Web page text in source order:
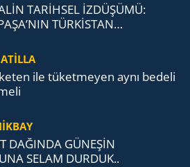
TARİHSEL İZDÜŞÜMÜ:
TÜRKİSTAN
UZANAN MİRASI
ile tü­ket­me­yen aynı be­de­li
DAĞINDA GÜNEŞİN
SELAM DURDUK..